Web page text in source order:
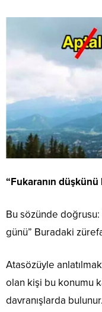
“Fukaranın düşkünü
Bu sözünde doğrusu:
günü” Buradaki
Atasözüyle
olan kişi bu konumu
davranışlarda bulunur.